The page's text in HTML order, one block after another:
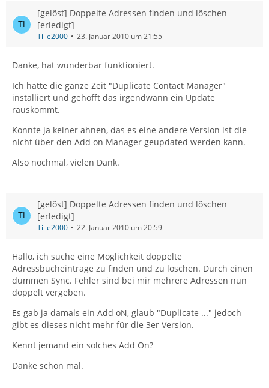
[gelöst] Doppelte Adressen finden und löschen
[erledigt]
Tille2000 23. Januar 2010 um 21:55
Danke, hat wunderbar funktioniert.
Ich hatte die ganze Zeit "Duplicate Contact Manager"
installiert und gehofft das irgendwann ein Update
rauskommt.
Konnte ja keiner ahnen, das es eine andere Version ist die
nicht über den Add on Manager geupdated werden kann.
Also nochmal, vielen Dank.
[gelöst] Doppelte Adressen finden und löschen
[erledigt]
Tille2000 22. Januar 2010 um 20:59
Hallo, ich suche eine Möglichkeit doppelte
Adressbucheinträge zu finden und zu löschen. Durch einen
dummen Sync. Fehler sind bei mir mehrere Adressen nun
doppelt vergeben.
Es gab ja damals ein Add oN, glaub "Duplicate ..." jedoch
gibt es dieses nicht mehr für die 3er Version.
Kennt jemand ein solches Add On?
Danke schon mal.